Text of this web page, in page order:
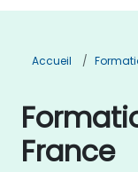
Accueil
France